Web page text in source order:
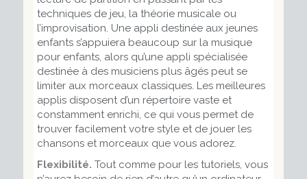
techniques de jeu, la théorie musicale ou
l’improvisation. Une appli destinée aux jeunes
enfants s’appuiera beaucoup sur la musique
pour enfants, alors qu’une appli spécialisée
destinée à des musiciens plus âgés peut se
limiter aux morceaux classiques. Les meilleures
applis disposent d’un répertoire vaste et
constamment enrichi, ce qui vous permet de
trouver facilement votre style et de jouer les
chansons et morceaux que vous adorez.
Flexibilité. Tout comme pour les tutoriels, vous